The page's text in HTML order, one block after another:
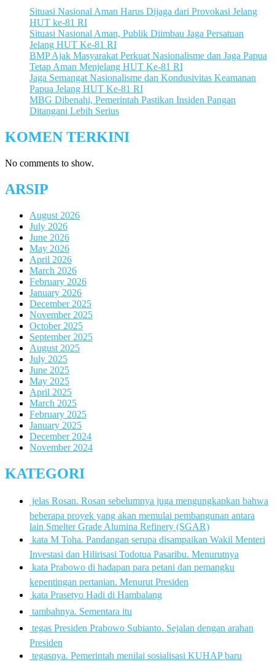
Situasi Nasional Aman Harus Dijaga dari Provokasi Jelang
HUT ke-81 RI
Situasi Nasional Aman, Publik Diimbau Jaga Persatuan
Jelang HUT Ke-81 RI
BMP Ajak Masyarakat Perkuat Nasionalisme dan Jaga Papua
Tetap Aman Menjelang HUT Ke-81 RI
Jaga Semangat Nasionalisme dan Kondusivitas Keamanan
Papua Jelang HUT Ke-81 RI
MBG Dibenahi, Pemerintah Pastikan Insiden Pangan
Ditangani Lebih Serius
KOMEN TERKINI
No comments to show.
ARSIP
August 2026
July 2026
June 2026
May 2026
April 2026
March 2026
February 2026
January 2026
December 2025
November 2025
October 2025
September 2025
August 2025
July 2025
June 2025
May 2025
April 2025
March 2025
February 2025
January 2025
December 2024
November 2024
KATEGORI
 jelas Rosan. Rosan sebelumnya juga mengungkapkan bahwa
beberapa proyek yang akan memulai pembangunan antara
lain Smelter Grade Alumina Refinery (SGAR)
 kata M Toha. Pandangan serupa disampaikan Wakil Menteri
Investasi dan Hilirisasi Todotua Pasaribu. Menurutnya
 kata Prabowo di hadapan para petani dan pemangku
kepentingan pertanian. Menurut Presiden
 kata Prasetyo Hadi di Hambalang
 tambahnya. Sementara itu
 tegas Presiden Prabowo Subianto. Sejalan dengan arahan
Presiden
 tegasnya. Pemerintah menilai sosialisasi KUHAP baru